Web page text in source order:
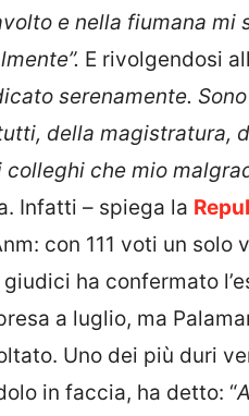
e nella fiumana mi
E rivolgendosi
serenamente.
della magistratura,
colleghi che mio
Infatti – spiega la
con 111 voti un
ha confermato
a luglio, ma
Uno dei più duri
in faccia, ha detto: “